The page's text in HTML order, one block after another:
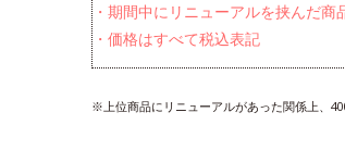
・期間中にリニューアルを挟んだ商
・価格はすべて税込表記
※上位商品にリニューアルがあった関係上、